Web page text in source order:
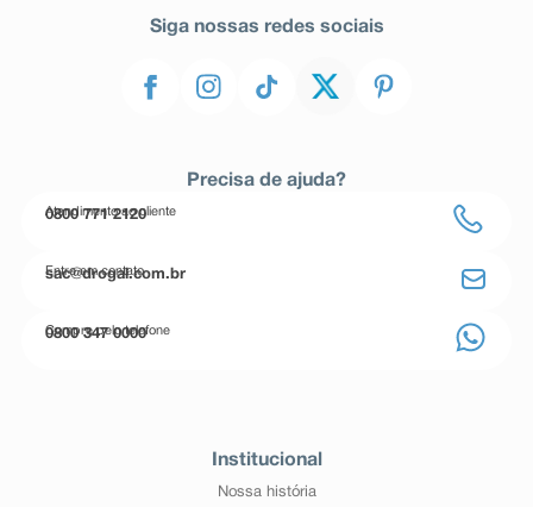
Siga nossas redes sociais
Precisa de ajuda?
Atendimento ao cliente
0800 771 2120
Entre em contato
sac@drogal.com.br
Compre pelo telefone
0800 347 0000
Institucional
Nossa história